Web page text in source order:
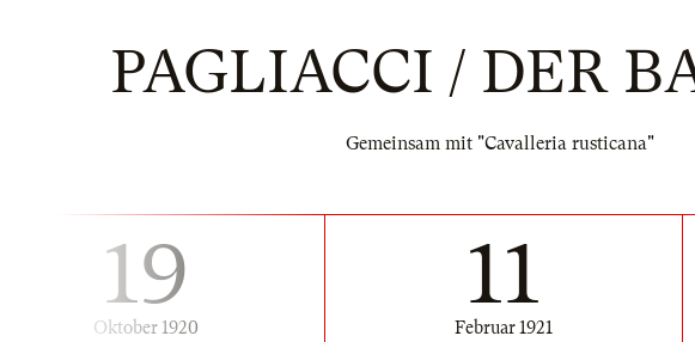
PAGLIACCI / DER
Gemeinsam mit "Cavalleria rusticana"
19
Oktober 1920
11
Februar 1921